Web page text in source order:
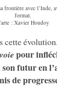
frontière avec l’Inde,
format.
: Xavier Houdoy
cette
pour
futur en
de